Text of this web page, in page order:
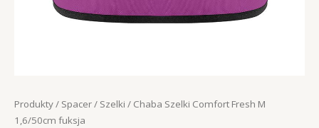
Produkty/ Spacer/ Szelki / Chaba Szelki Comfort Fresh M
1,6/50cm fuksja